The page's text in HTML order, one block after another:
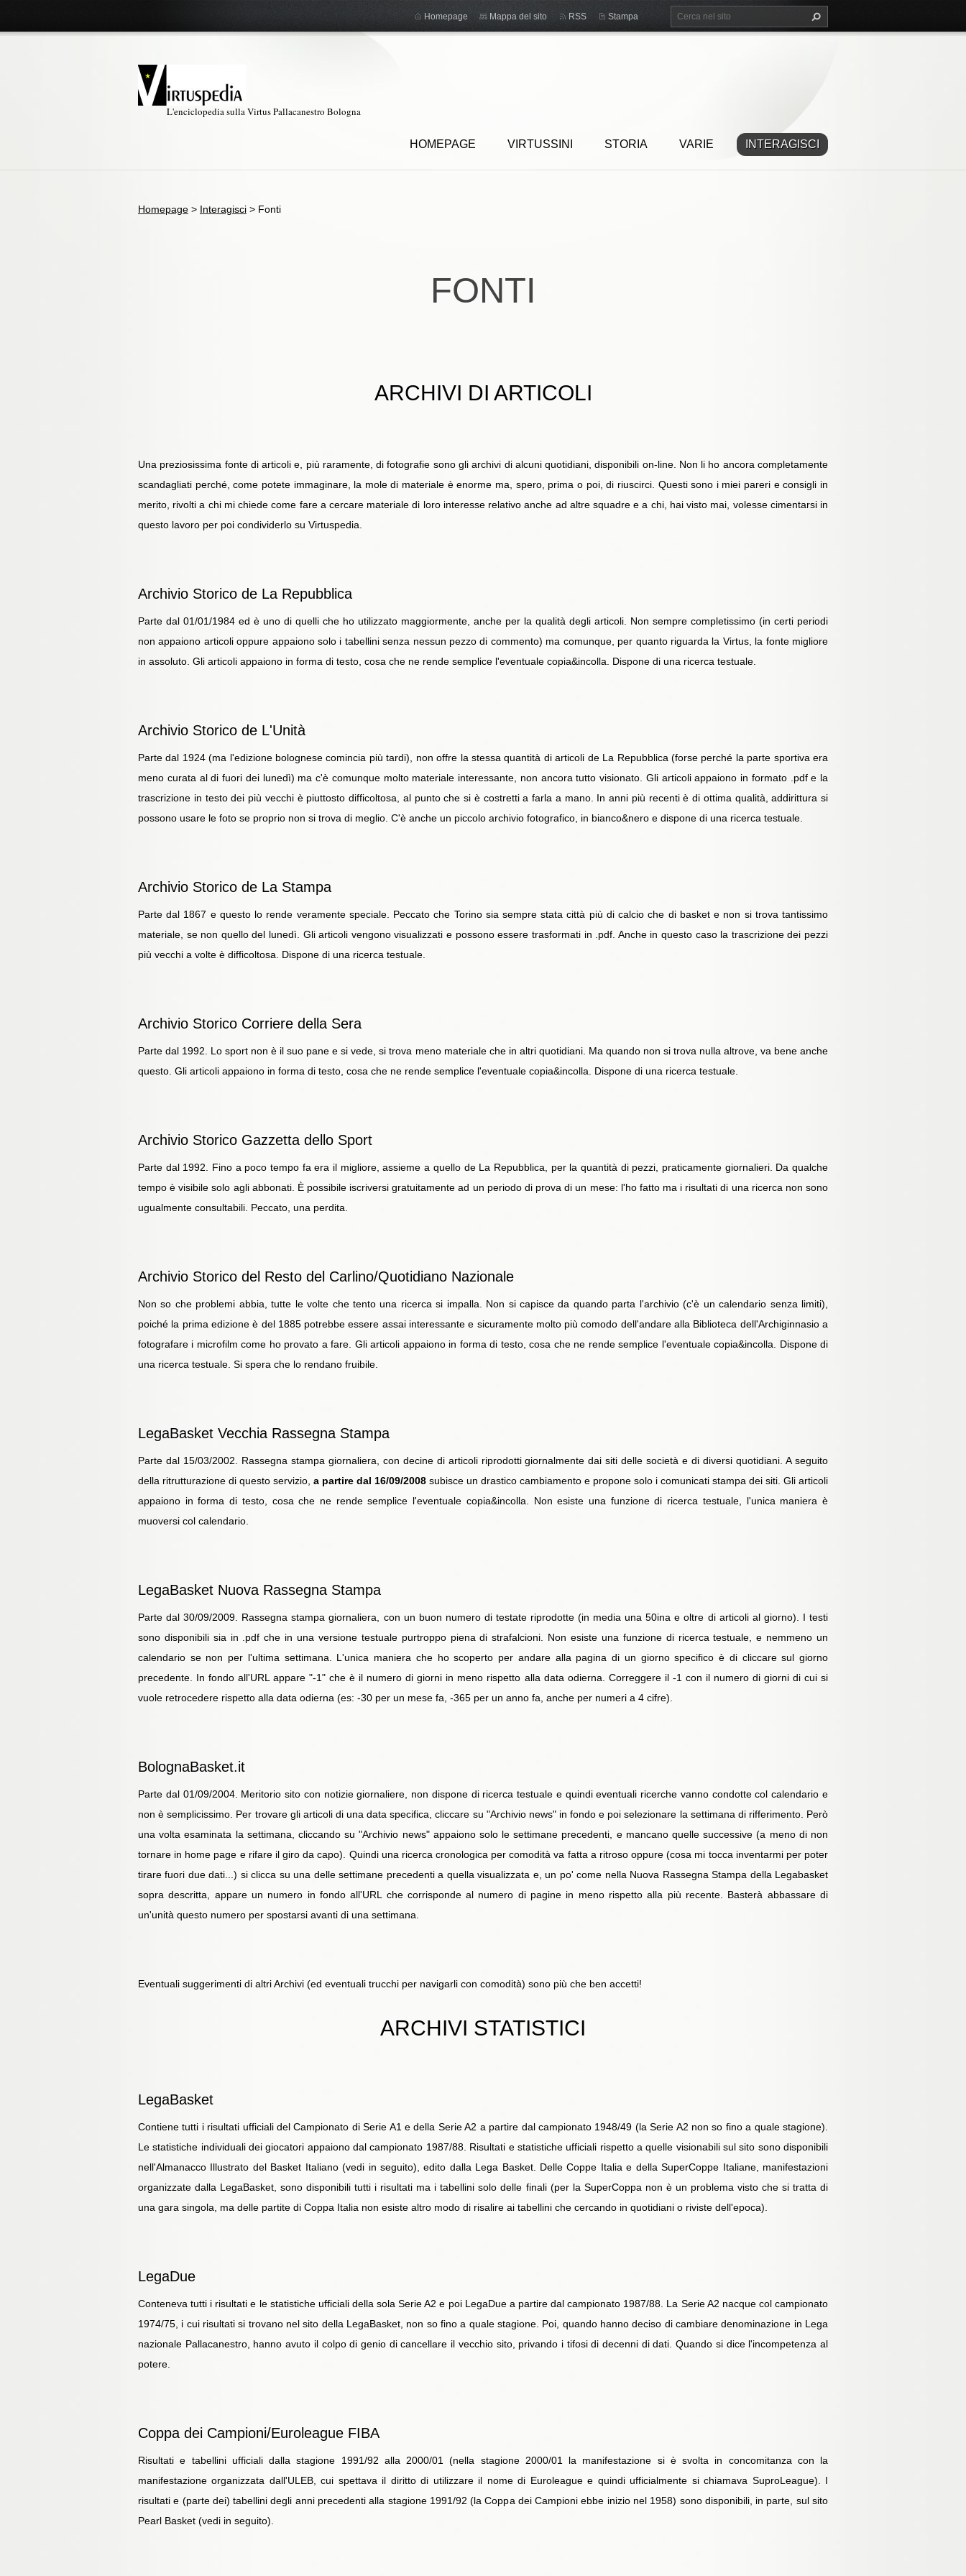
L'enciclopedia sulla Virtus Pallacanestro Bologna
HOMEPAGE VIRTUSSINI STORIA VARIE INTERAGISCI
Homepage Mappa del sito RSS Stampa
Homepage > Interagisci > Fonti
FONTI
ARCHIVI DI ARTICOLI
Una preziosissima fonte di articoli e, più raramente, di fotografie sono gli archivi di alcuni quotidiani, disponibili on-line. Non li ho ancora completamente
scandagliati perché, come potete immaginare, la mole di materiale è enorme ma, spero, prima o poi, di riuscirci. Questi sono i miei pareri e consigli in
merito, rivolti a chi mi chiede come fare a cercare materiale di loro interesse relativo anche ad altre squadre e a chi, hai visto mai, volesse cimentarsi in
questo lavoro per poi condividerlo su Virtuspedia.
Archivio Storico de La Repubblica
Parte dal 01/01/1984 ed è uno di quelli che ho utilizzato maggiormente, anche per la qualità degli articoli. Non sempre completissimo (in certi periodi
non appaiono articoli oppure appaiono solo i tabellini senza nessun pezzo di commento) ma comunque, per quanto riguarda la Virtus, la fonte migliore
in assoluto. Gli articoli appaiono in forma di testo, cosa che ne rende semplice l'eventuale copia&incolla. Dispone di una ricerca testuale.
Archivio Storico de L'Unità
Parte dal 1924 (ma l'edizione bolognese comincia più tardi), non offre la stessa quantità di articoli de La Repubblica (forse perché la parte sportiva era
meno curata al di fuori dei lunedì) ma c'è comunque molto materiale interessante, non ancora tutto visionato. Gli articoli appaiono in formato .pdf e la
trascrizione in testo dei più vecchi è piuttosto difficoltosa, al punto che si è costretti a farla a mano. In anni più recenti è di ottima qualità, addirittura si
possono usare le foto se proprio non si trova di meglio. C'è anche un piccolo archivio fotografico, in bianco&nero e dispone di una ricerca testuale.
Archivio Storico de La Stampa
Parte dal 1867 e questo lo rende veramente speciale. Peccato che Torino sia sempre stata città più di calcio che di basket e non si trova tantissimo
materiale, se non quello del lunedì. Gli articoli vengono visualizzati e possono essere trasformati in .pdf. Anche in questo caso la trascrizione dei pezzi
più vecchi a volte è difficoltosa. Dispone di una ricerca testuale.
Archivio Storico Corriere della Sera
Parte dal 1992. Lo sport non è il suo pane e si vede, si trova meno materiale che in altri quotidiani. Ma quando non si trova nulla altrove, va bene anche
questo. Gli articoli appaiono in forma di testo, cosa che ne rende semplice l'eventuale copia&incolla. Dispone di una ricerca testuale.
Archivio Storico Gazzetta dello Sport
Parte dal 1992. Fino a poco tempo fa era il migliore, assieme a quello de La Repubblica, per la quantità di pezzi, praticamente giornalieri. Da qualche
tempo è visibile solo agli abbonati. È possibile iscriversi gratuitamente ad un periodo di prova di un mese: l'ho fatto ma i risultati di una ricerca non sono
ugualmente consultabili. Peccato, una perdita.
Archivio Storico del Resto del Carlino/Quotidiano Nazionale
Non so che problemi abbia, tutte le volte che tento una ricerca si impalla. Non si capisce da quando parta l'archivio (c'è un calendario senza limiti),
poiché la prima edizione è del 1885 potrebbe essere assai interessante e sicuramente molto più comodo dell'andare alla Biblioteca dell'Archiginnasio a
fotografare i microfilm come ho provato a fare. Gli articoli appaiono in forma di testo, cosa che ne rende semplice l'eventuale copia&incolla. Dispone di
una ricerca testuale. Si spera che lo rendano fruibile.
LegaBasket Vecchia Rassegna Stampa
Parte dal 15/03/2002. Rassegna stampa giornaliera, con decine di articoli riprodotti giornalmente dai siti delle società e di diversi quotidiani. A seguito
della ritrutturazione di questo servizio, a partire dal 16/09/2008 subisce un drastico cambiamento e propone solo i comunicati stampa dei siti. Gli articoli
appaiono in forma di testo, cosa che ne rende semplice l'eventuale copia&incolla. Non esiste una funzione di ricerca testuale, l'unica maniera è
muoversi col calendario.
LegaBasket Nuova Rassegna Stampa
Parte dal 30/09/2009. Rassegna stampa giornaliera, con un buon numero di testate riprodotte (in media una 50ina e oltre di articoli al giorno). I testi
sono disponibili sia in .pdf che in una versione testuale purtroppo piena di strafalcioni. Non esiste una funzione di ricerca testuale, e nemmeno un
calendario se non per l'ultima settimana. L'unica maniera che ho scoperto per andare alla pagina di un giorno specifico è di cliccare sul giorno
precedente. In fondo all'URL appare "-1" che è il numero di giorni in meno rispetto alla data odierna. Correggere il -1 con il numero di giorni di cui si
vuole retrocedere rispetto alla data odierna (es: -30 per un mese fa, -365 per un anno fa, anche per numeri a 4 cifre).
BolognaBasket.it
Parte dal 01/09/2004. Meritorio sito con notizie giornaliere, non dispone di ricerca testuale e quindi eventuali ricerche vanno condotte col calendario e
non è semplicissimo. Per trovare gli articoli di una data specifica, cliccare su "Archivio news" in fondo e poi selezionare la settimana di rifferimento. Però
una volta esaminata la settimana, cliccando su "Archivio news" appaiono solo le settimane precedenti, e mancano quelle successive (a meno di non
tornare in home page e rifare il giro da capo). Quindi una ricerca cronologica per comodità va fatta a ritroso oppure (cosa mi tocca inventarmi per poter
tirare fuori due dati...) si clicca su una delle settimane precedenti a quella visualizzata e, un po' come nella Nuova Rassegna Stampa della Legabasket
sopra descritta, appare un numero in fondo all'URL che corrisponde al numero di pagine in meno rispetto alla più recente. Basterà abbassare di
un'unità questo numero per spostarsi avanti di una settimana.
Eventuali suggerimenti di altri Archivi (ed eventuali trucchi per navigarli con comodità) sono più che ben accetti!
ARCHIVI STATISTICI
LegaBasket
Contiene tutti i risultati ufficiali del Campionato di Serie A1 e della Serie A2 a partire dal campionato 1948/49 (la Serie A2 non so fino a quale stagione).
Le statistiche individuali dei giocatori appaiono dal campionato 1987/88. Risultati e statistiche ufficiali rispetto a quelle visionabili sul sito sono disponibili
nell'Almanacco Illustrato del Basket Italiano (vedi in seguito), edito dalla Lega Basket. Delle Coppe Italia e della SuperCoppe Italiane, manifestazioni
organizzate dalla LegaBasket, sono disponibili tutti i risultati ma i tabellini solo delle finali (per la SuperCoppa non è un problema visto che si tratta di
una gara singola, ma delle partite di Coppa Italia non esiste altro modo di risalire ai tabellini che cercando in quotidiani o riviste dell'epoca).
LegaDue
Conteneva tutti i risultati e le statistiche ufficiali della sola Serie A2 e poi LegaDue a partire dal campionato 1987/88. La Serie A2 nacque col campionato
1974/75, i cui risultati si trovano nel sito della LegaBasket, non so fino a quale stagione. Poi, quando hanno deciso di cambiare denominazione in Lega
nazionale Pallacanestro, hanno avuto il colpo di genio di cancellare il vecchio sito, privando i tifosi di decenni di dati. Quando si dice l'incompetenza al
potere.
Coppa dei Campioni/Euroleague FIBA
Risultati e tabellini ufficiali dalla stagione 1991/92 alla 2000/01 (nella stagione 2000/01 la manifestazione si è svolta in concomitanza con la
manifestazione organizzata dall'ULEB, cui spettava il diritto di utilizzare il nome di Euroleague e quindi ufficialmente si chiamava SuproLeague). I
risultati e (parte dei) tabellini degli anni precedenti alla stagione 1991/92 (la Coppa dei Campioni ebbe inizio nel 1958) sono disponibili, in parte, sul sito
Pearl Basket (vedi in seguito).